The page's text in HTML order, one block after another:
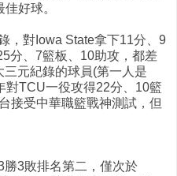
好球。
，對Iowa State拿下11分、9
分、7籃板、10助攻，都差
元紀錄的球員(第一人是
對TCU一役攻得22分、10籃
接受中華職籃戰神測試，但
3敗排名第二，僅次於